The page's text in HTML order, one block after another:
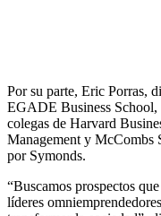
Por su parte, Eric Porras,
EGADE Business School,
colegas de Harvard
Management y McCombs
por Symonds.
“Buscamos prospectos
líderes